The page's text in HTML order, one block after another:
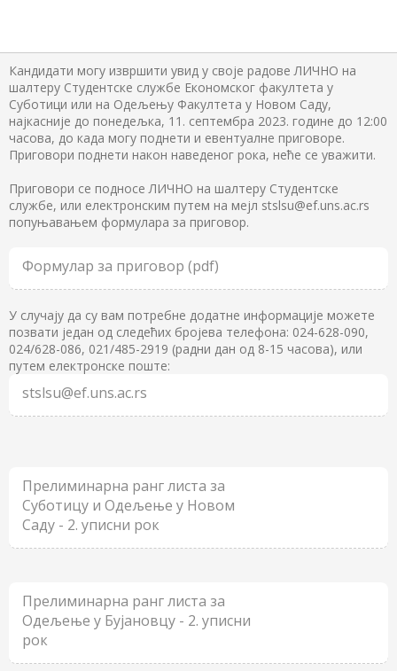
Кандидати могу извршити увид у своје радове ЛИЧНО на
шалтеру Студентске службе Економског факултета у
Суботици или на Одељењу Факултета у Новом Саду,
најкасније до понедељка, 11. септембра 2023. године до 12:00
часова, до када могу поднети и евентуалне приговоре.
Приговори поднети након наведеног рока, неће се уважити.
Приговори се подносе ЛИЧНО на шалтеру Студентске
службе, или електронским путем на мејл stslsu@ef.uns.ac.rs
попуњавањем формулара за приговор.
Формулар за приговор (pdf)
У случају да су вам потребне додатне информације можете
позвати један од следећих бројева телефона: 024-628-090,
024/628-086, 021/485-2919 (радни дан од 8-15 часова), или
путем електронске поште:
stslsu@ef.uns.ac.rs
Прелиминарна ранг листа за
Суботицу и Одељење у Новом
Саду - 2. уписни рок
Прелиминарна ранг листа за
Одељење у Бујановцу - 2. уписни
рок